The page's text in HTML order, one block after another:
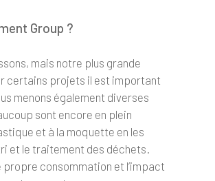
Group ?
mais notre plus grande
certains projets il est important
menons également diverses
sont encore en plein
et à la moquette en les
et le traitement des déchets.
consommation et l’impact